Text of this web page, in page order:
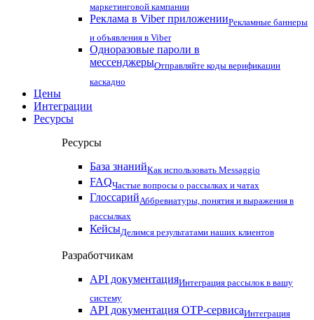
маркетинговой кампании
Реклама в Viber приложенииРекламные баннеры
и объявления в Viber
Одноразовые пароли в
мессенджерыОтправляйте коды верификации
каскадно
Цены
Интеграции
Ресурсы
Ресурсы
База знанийКак использовать Messaggio
FAQЧастые вопросы о рассылках и чатах
ГлоссарийАббревиатуры, понятия и выражения в
рассылках
КейсыДелимся результатами наших клиентов
Разработчикам
API документацияИнтеграция рассылок в вашу
систему
API документация OTP-сервисаИнтеграция